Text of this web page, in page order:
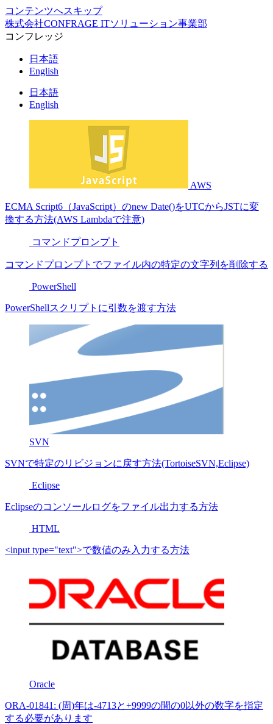
コンテンツへスキップ
株式会社CONFRAGE ITソリューション事業部
コンフレッジ
日本語
English
日本語
English
AWS
ECMA Script6（JavaScript）のnew Date()をUTCからJSTに変
換する方法(AWS Lambdaで注意)
コマンドプロンプト
コマンドプロンプトでファイル内の特定の文字列を削除する
PowerShell
PowerShellスクリプトに引数を渡す方法
SVN
SVNで特定のリビジョンに戻す方法(TortoiseSVN,Eclipse)
Eclipse
Eclipseのコンソールログをファイル出力する方法
HTML
<input type="text">で数値のみ入力する方法
Oracle
ORA-01841: (周)年は-4713と+9999の間の0以外の数字を指定
する必要があります